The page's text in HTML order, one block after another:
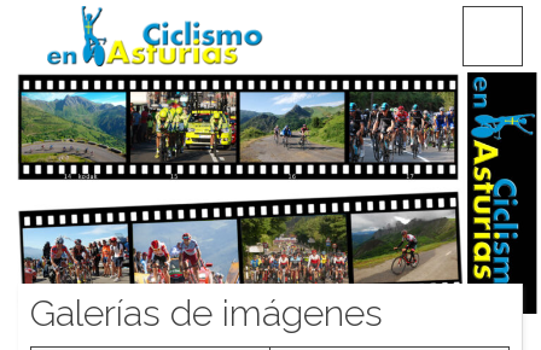
CICLISMO EN ASTURIAS
Galerías de imágenes